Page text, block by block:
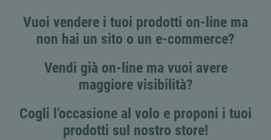
Vuoi vendere i tuoi prodotti on-line ma
non hai un sito o un e-commerce?
Vendi già on-line ma vuoi avere
maggiore visibilità?
Cogli l’occasione al volo e proponi i tuoi
prodotti sul nostro store!